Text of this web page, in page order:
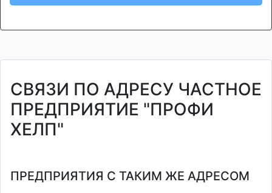
СВЯЗИ ПО АДРЕСУ ЧАСТНОЕ
ПРЕДПРИЯТИЕ "ПРОФИ
ХЕЛП"
ПРЕДПРИЯТИЯ С ТАКИМ ЖЕ АДРЕСОМ